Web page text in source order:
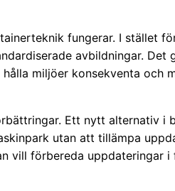
fungerar. I stället
avbildningar.
hålla miljöer konsekventa och
Ett nytt alternativ
utan att tillämpa
vill förbereda uppdateringar i